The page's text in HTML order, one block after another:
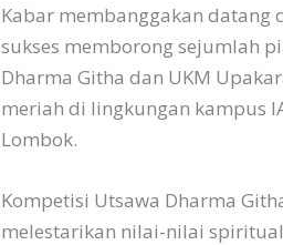
Kabar membanggakan datang
sukses memborong sejumlah
Dharma Githa dan UKM
meriah di lingkungan kampus
Lombok.
Kompetisi Utsawa Dharma
melestarikan nilai-nilai